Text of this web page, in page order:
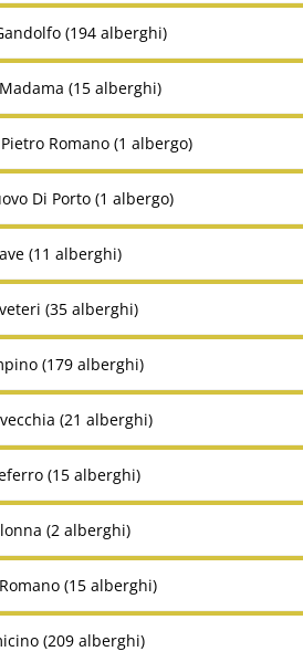
(194 alberghi)
(15 alberghi)
Romano (1 albergo)
Di Porto (1 albergo)
(11 alberghi)
(35 alberghi)
(179 alberghi)
(21 alberghi)
(15 alberghi)
(2 alberghi)
(15 alberghi)
(209 alberghi)